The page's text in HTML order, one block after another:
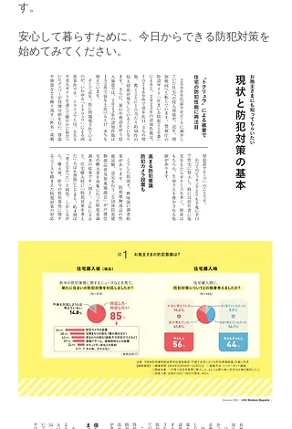
す。
安心して暮らすために、今日からできる防犯対策を
始めてみてください。